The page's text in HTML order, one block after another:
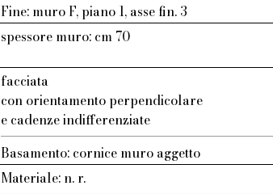
Fine: muro F, piano 1, asse fin. 3
spessore muro: cm 70
facciata
con orientamento perpendicolare
e cadenze indifferenziate
Basamento: cornice muro aggetto
Materiale: n. r.